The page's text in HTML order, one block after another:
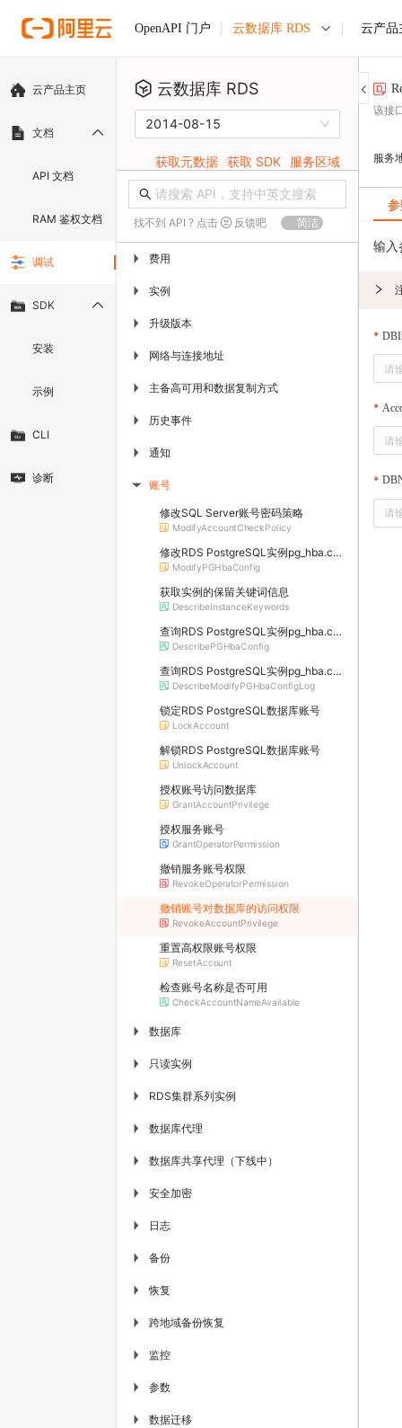
OpenAPI 门户 云数据库 RDS 云产品
云产品主页
文档
API 文档
RAM 鉴权文档
调试
SDK
安装
示例
CLI
诊断
云数据库 RDS
2014-08-15
获取元数据 获取 SDK 服务区域
找不到 API ? 点击 反馈吧 简洁
▶ 费用
▶ 实例
▶ 升级版本
▶ 网络与连接地址
▶ 主备高可用和数据复制方式
▶ 历史事件
▶ 通知
▶ 账号
修改SQL Server账号密码策略
ModifyAccountCheckPolicy
修改RDS PostgreSQL实例pg_hba.conf文件配置
ModifyPGHbaConfig
获取实例的保留关键词信息
DescribeInstanceKeywords
查询RDS PostgreSQL实例pg_hba.conf文件配置
DescribePGHbaConfig
查询RDS PostgreSQL实例pg_hba.conf文件修改记录
DescribeModifyPGHbaConfigLog
锁定RDS PostgreSQL数据库账号
LockAccount
解锁RDS PostgreSQL数据库账号
UnlockAccount
授权账号访问数据库
GrantAccountPrivilege
授权服务账号
GrantOperatorPermission
撤销服务账号权限
RevokeOperatorPermission
撤销账号对数据库的访问权限
RevokeAccountPrivilege
重置高权限账号权限
ResetAccount
检查账号名称是否可用
CheckAccountNameAvailable
▶ 数据库
▶ 只读实例
▶ RDS集群系列实例
▶ 数据库代理
▶ 数据库共享代理（下线中）
▶ 安全加密
▶ 日志
▶ 备份
▶ 恢复
▶ 跨地域备份恢复
▶ 监控
▶ 参数
▶ 数据迁移
该接
服务
输入